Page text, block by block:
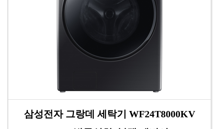
삼성전자 그랑데 세탁기 WF24T8000KV